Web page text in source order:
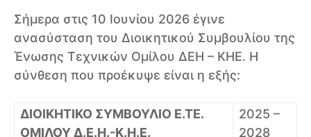
Σήμερα στις 10 Ιουνίου 2026 έγινε
ανασύσταση του Διοικητικού Συμβουλίου της
Ένωσης Τεχνικών Ομίλου ΔΕΗ – ΚΗΕ. Η
σύνθεση που προέκυψε είναι η εξής:
ΔΙΟΙΚΗΤΙΚΟ ΣΥΜΒΟΥΛΙΟ Ε.ΤΕ.
ΟΜΙΛΟΥ Δ.Ε.Η.-Κ.Η.Ε.
2025 –
2028